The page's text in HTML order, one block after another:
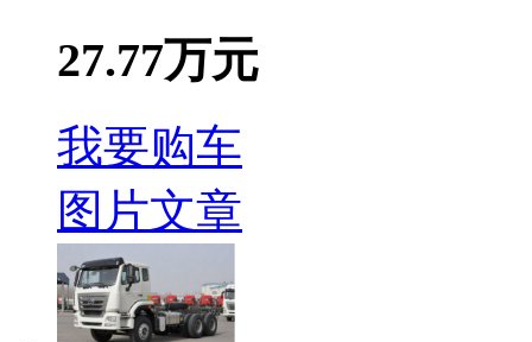
27.77万元
我要购车
图片文章